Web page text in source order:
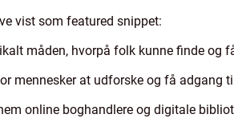
vist som featured snippet:
måden, hvorpå folk kunne finde og
mennesker at udforske og få adgang
online boghandlere og digitale